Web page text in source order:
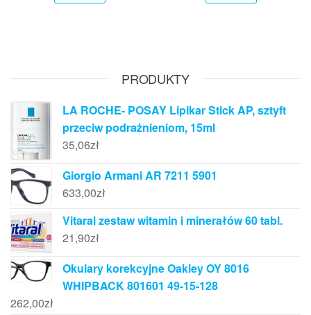
PRODUKTY
LA ROCHE- POSAY Lipikar Stick AP, sztyft
przeciw podrażnieniom, 15ml
35,06zł
Giorgio Armani AR 7211 5901
633,00zł
Vitaral zestaw witamin i minerałów 60 tabl.
21,90zł
Okulary korekcyjne Oakley OY 8016
WHIPBACK 801601 49-15-128
262,00zł